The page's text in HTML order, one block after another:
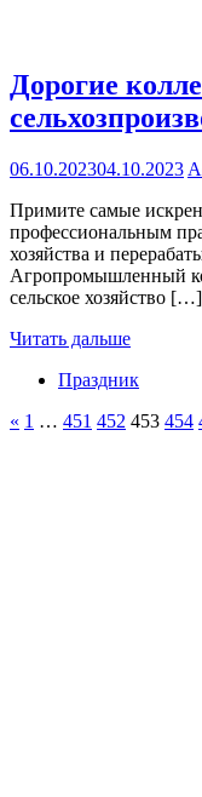
Дорогие
06.10.202304.10.2023
Примите самые
профессиональным
хозяйства и
Агропромышленный
сельское хозяйство […]
Читать дальше
Праздник
Пагинация
« Предыдущие
1 … 451 452 453 454